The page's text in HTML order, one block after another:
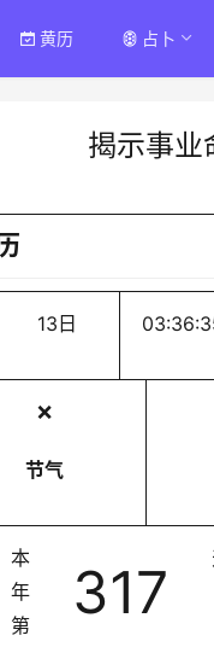
黄历 占卜
揭示事业
13日
❌
节气
本
年
第
317